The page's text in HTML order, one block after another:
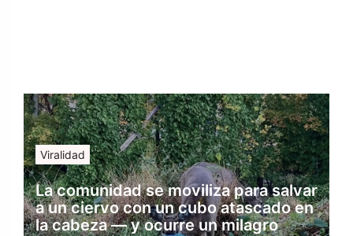
Viralidad
La comunidad se moviliza para salvar
a un ciervo con un cubo atascado en
la cabeza — y ocurre un milagro